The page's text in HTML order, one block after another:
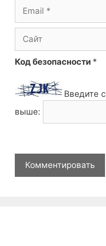
Код безопасности *
Введите
выше: